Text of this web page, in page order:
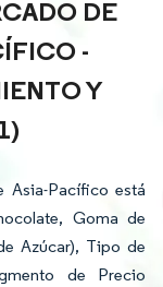
DE
-
Y
Pacífico está
Goma de
Azúcar), Tipo de
de Precio